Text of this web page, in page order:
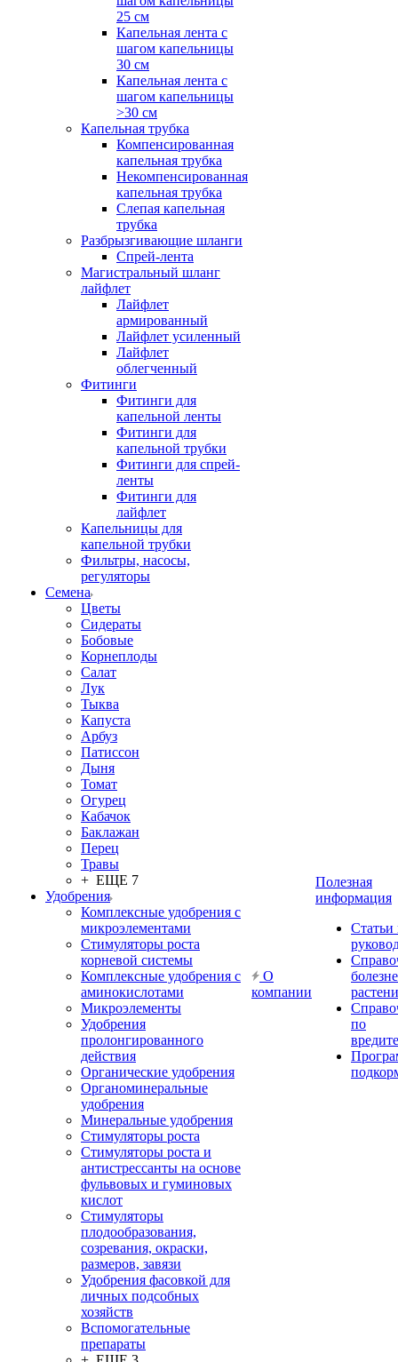
25 см
Капельная лента с
шагом капельницы
30 см
Капельная лента с
шагом капельницы
>30 см
Капельная трубка
Компенсированная
капельная трубка
Некомпенсированная
капельная трубка
Слепая капельная
трубка
Разбрызгивающие шланги
Спрей-лента
Магистральный шланг
лайфлет
Лайфлет
армированный
Лайфлет усиленный
Лайфлет
облегченный
Фитинги
Фитинги для
капельной ленты
Фитинги для
капельной трубки
Фитинги для спрей-
ленты
Фитинги для
лайфлет
Капельницы для
капельной трубки
Фильтры, насосы,
регуляторы
Семена
Цветы
Сидераты
Бобовые
Корнеплоды
Салат
Лук
Тыква
Капуста
Арбуз
Патиссон
Дыня
Томат
Огурец
Кабачок
Баклажан
Перец
Травы
+ ЕЩЕ 7
Удобрения
Комплексные удобрения с
микроэлементами
Стимуляторы роста
корневой системы
Комплексные удобрения с
аминокислотами
Микроэлементы
Удобрения
пролонгированного
действия
Органические удобрения
Органоминеральные
удобрения
Минеральные удобрения
Стимуляторы роста
Стимуляторы роста и
антистрессанты на основе
фульвовых и гуминовых
кислот
Стимуляторы
плодообразования,
созревания, окраски,
размеров, завязи
Удобрения фасовкой для
личных подсобных
хозяйств
Вспомогательные
препараты
О
компании
Полезная
информация
Статьи
по